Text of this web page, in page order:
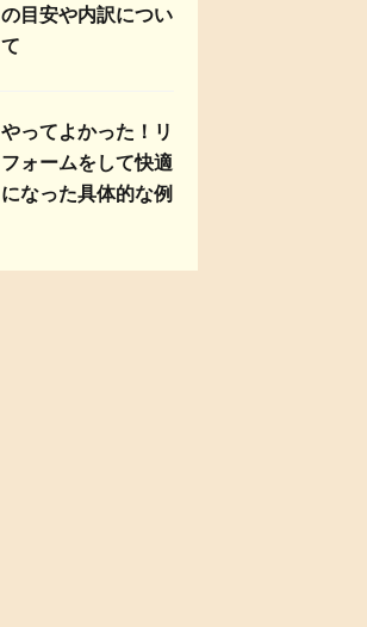
の目安や内訳につい
て
やってよかった！リ
フォームをして快適
になった具体的な例